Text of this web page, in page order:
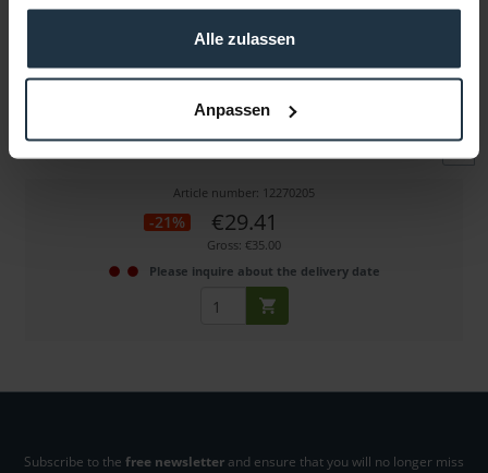
gesammelt haben.
Alle zulassen
Anpassen
Akkumount für Canon LP-E 6 Akkus an S-1073F
Article number: 12270205
-21% €29.41
Gross: €35.00
Please inquire about the delivery date
Subscribe to the free newsletter and ensure that you will no longer miss